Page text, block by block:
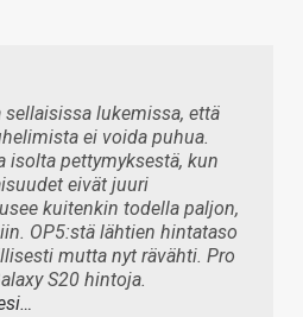
lukemissa, että
ei voida puhua.
isolta pettymyksestä, kun
eivät juuri
kuitenkin todella paljon,
OP5:stä lähtien hintataso
mutta nyt rävähti. Pro
S20 hintoja.